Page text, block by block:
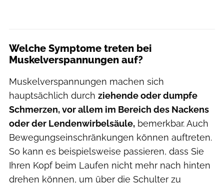
Welche Symptome treten bei
Muskelverspannungen auf?
Muskelverspannungen machen sich
hauptsächlich durch ziehende oder dumpfe
Schmerzen, vor allem im Bereich des Nackens
oder der Lendenwirbelsäule, bemerkbar. Auch
Bewegungseinschränkungen können auftreten.
So kann es beispielsweise passieren, dass Sie
Ihren Kopf beim Laufen nicht mehr nach hinten
drehen können, um über die Schulter zu